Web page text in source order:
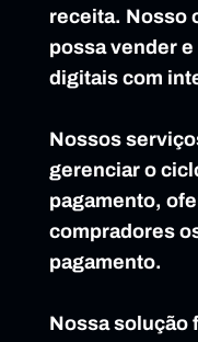
receita. Nosso
possa vender
digitais com
Nossos
gerenciar o
pagamento,
compradores
pagamento.
Nossa solução